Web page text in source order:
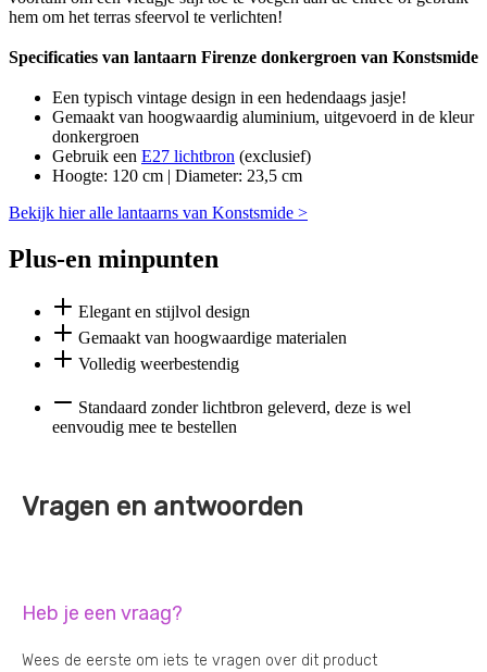
hem om het terras sfeervol te verlichten!
Specificaties van lantaarn Firenze donkergroen van Konstsmide
Een typisch vintage design in een hedendaags jasje!
Gemaakt van hoogwaardig aluminium, uitgevoerd in de kleur
donkergroen
Gebruik een E27 lichtbron (exclusief)
Hoogte: 120 cm | Diameter: 23,5 cm
Bekijk hier alle lantaarns van Konstsmide >
Plus-en minpunten
Elegant en stijlvol design
Gemaakt van hoogwaardige materialen
Volledig weerbestendig
Standaard zonder lichtbron geleverd, deze is wel
eenvoudig mee te bestellen
Vragen en antwoorden
Heb je een vraag?
Wees de eerste om iets te vragen over dit product